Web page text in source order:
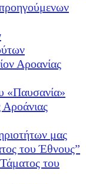
Αροανίας
«Παυσανία»
μας
του Έθνους”
του